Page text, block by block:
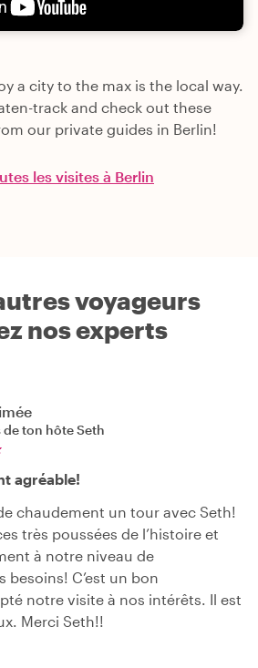
a city to the max is the local way.
track and check out these
our private guides in Berlin!
les visites à Berlin
voyageurs
nos experts
de ton hôteSeth
agréable!
chaudement un tour avec Seth!
très poussées de l’histoire et
à notre niveau de
besoins! C’est un bon
notre visite à nos intérêts. Il est
Merci Seth!!